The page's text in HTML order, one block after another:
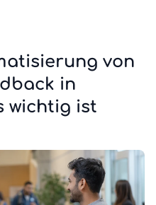
von
in
wichtig ist